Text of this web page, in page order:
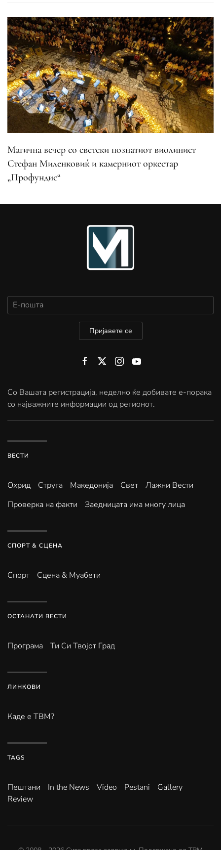
Магична вечер со светски познатиот виолинист
Стефан Миленковиќ и камерниот оркестар
„Профундис“
Пријавете се
Со Вашата регистрација, неделно ќе добивате е-порака
со најважните информации од регионот.
ВЕСТИ
Охрид Струга Македонија Свет
Лажни Вести
Проверка на факти
Заедницата има многу лица
СПОРТ & СЦЕНА
Спорт Сцена & Муабети
ОСТАНАТИ ВЕСТИ
Програма Ти Си Твојот Град
ЛИНКОВИ
Каде е ТВМ?
TAGS
Пештани In the News Video Pestani
Gallery
Review